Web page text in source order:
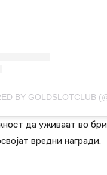
BY GOLDSLOTCLUB
да уживаат во
вредни награди.